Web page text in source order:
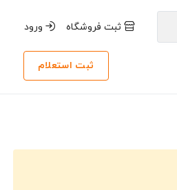
ثبت فروشگاه ورود
ثبت استعلام